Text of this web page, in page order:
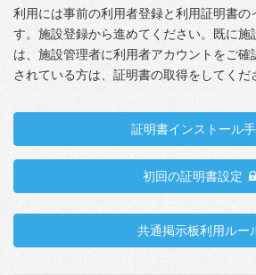
利用には事前の利用者登録と利用証明書の
す。施設登録から進めてください。既に施
は、施設管理者に利用者アカウントをご
されている方は、証明書の取得をしてくだ
証明書インストール
初回の証明書設定
共通掲示板利用ルー